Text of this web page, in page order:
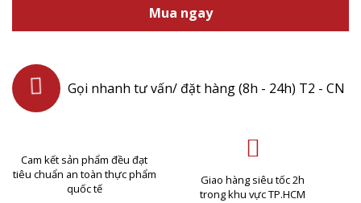
Mua ngay
Gọi nhanh tư vấn/ đặt hàng (8h - 24h) T2 - CN
Cam kết sản phẩm đều đạt
tiêu chuẩn an toàn thực phẩm
quốc tế
Giao hàng siêu tốc 2h
trong khu vực TP.HCM